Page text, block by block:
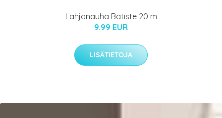
Lahjanauha Batiste 20 m
9.99 EUR
LISÄTIETOJA